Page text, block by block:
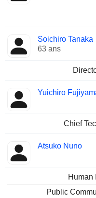
Soichiro Tanaka
63 ans
Yuichiro
Chief
Atsuko Nuno
Human
Public